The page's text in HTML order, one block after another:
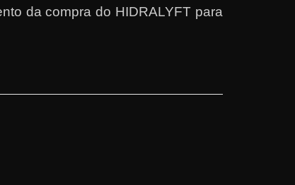
da compra do HIDRALYFT para